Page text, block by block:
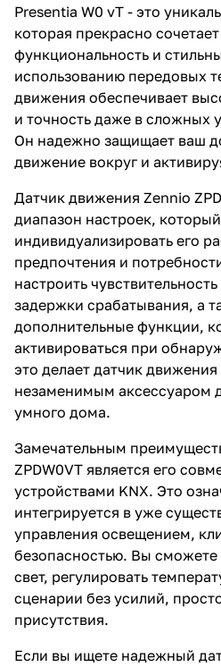
Presentia W0 vT - это
которая прекрасно
функциональность и
использованию передовых
движения обеспечивает
и точность даже в сложных
Он надежно защищает ваш
движение вокруг и
Датчик движения Zennio
диапазон настроек,
индивидуализировать его
предпочтения и
настроить
задержки срабатывания, а
дополнительные функции,
активироваться при
это делает датчик
незаменимым аксессуаром
умного дома.
Замечательным
ZPDW0VT является его
устройствами KNX. Это
интегрируется в уже
управления освещением,
безопасностью. Вы сможете
свет, регулировать
сценарии без усилий,
присутствия.
Если вы ищете надежный